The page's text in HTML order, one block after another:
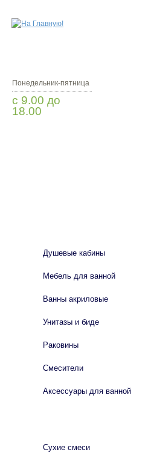
Понедельник-пятница
с 9.00 до
18.00
Душевые кабины
Мебель для ванной
Ванны акриловые
Унитазы и биде
Раковины
Смесители
Аксессуары для ванной
Сухие смеси